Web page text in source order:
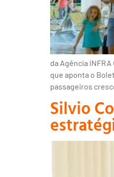
da Agência
que aponta o
passageiros
Silvio